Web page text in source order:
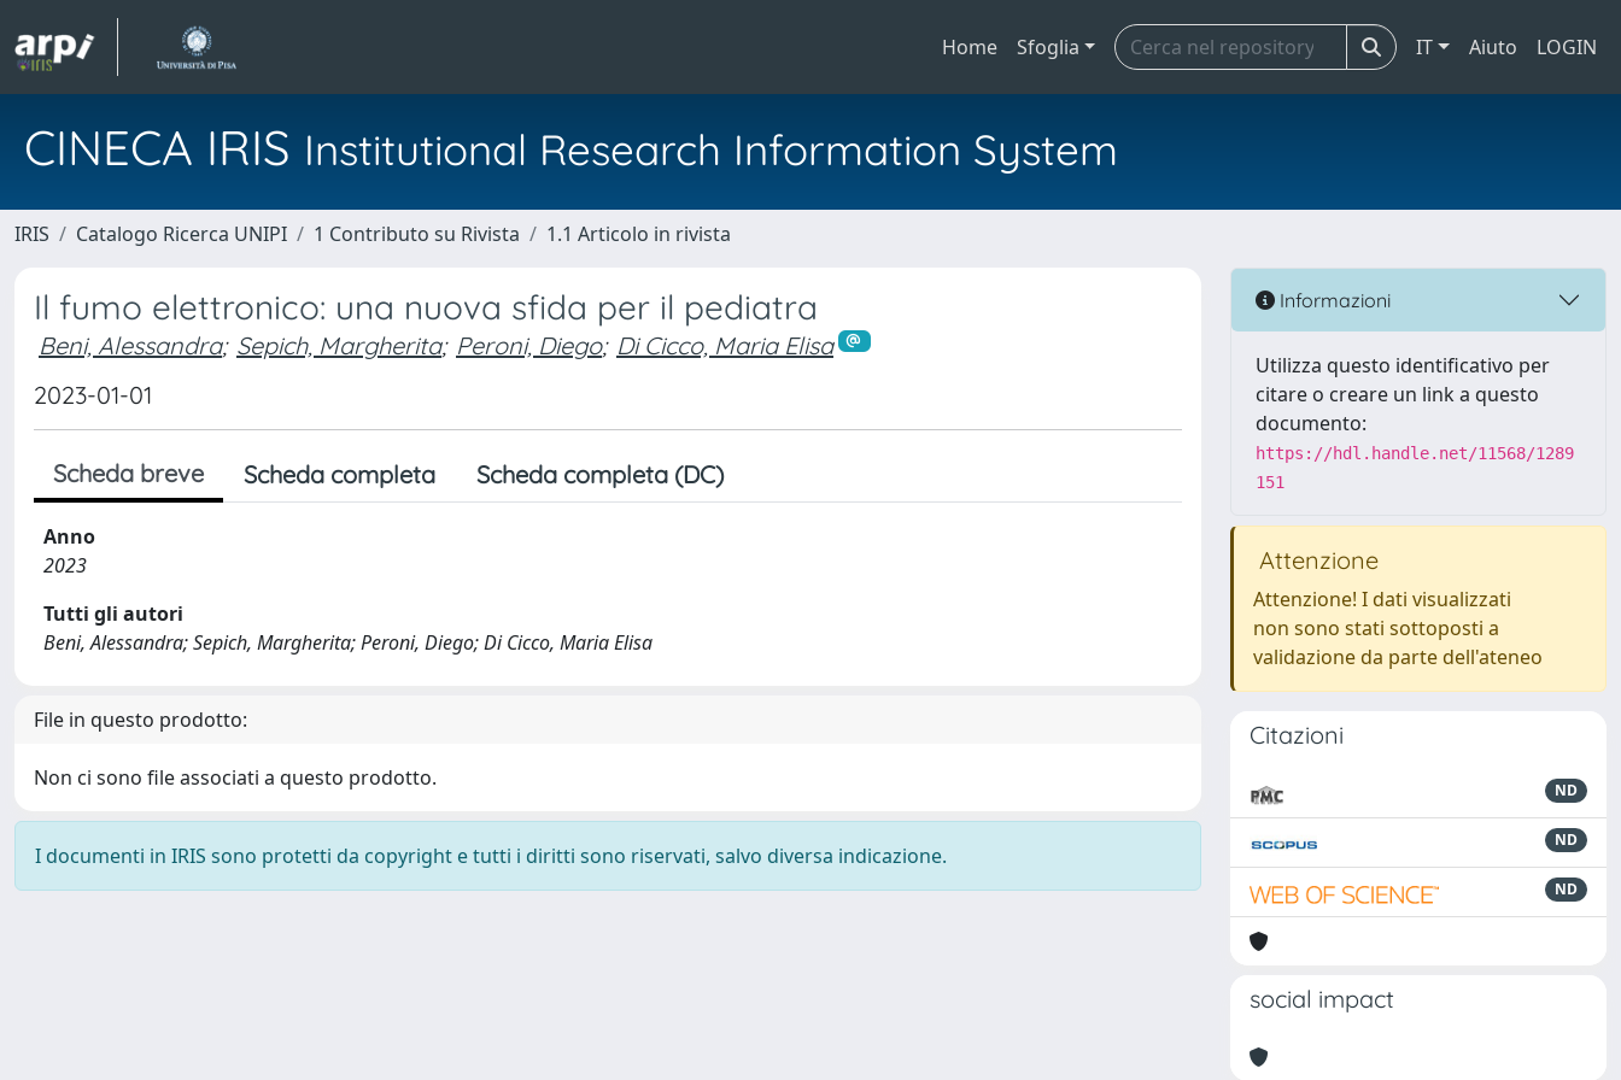
Home Sfoglia IT Aiuto LOGIN
CINECA IRIS Institutional Research Information System
IRIS Catalogo Ricerca UNIPI 1 Contributo su Rivista 1.1 Articolo in rivista
Il fumo elettronico: una nuova sfida per il pediatra
Beni, Alessandra; Sepich, Margherita; Peroni, Diego; Di Cicco, Maria Elisa
2023-01-01
Scheda breve Scheda completa Scheda completa (DC)
Anno
2023
Tutti gli autori
Beni, Alessandra; Sepich, Margherita; Peroni, Diego; Di Cicco, Maria Elisa
File in questo prodotto:
Non ci sono file associati a questo prodotto.
I documenti in IRIS sono protetti da copyright e tutti i diritti sono riservati, salvo diversa indicazione.
Informazioni
Utilizza questo identificativo per
citare o creare un link a questo
documento:
https://hdl.handle.net/11568/1289
151
Attenzione
Attenzione! I dati visualizzati
non sono stati sottoposti a
validazione da parte dell'ateneo
Citazioni
ND
ND
ND
social impact